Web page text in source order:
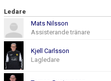
Ledare
Mats Nilsson
Assisterande tränare
Kjell Carlsson
Lagledare